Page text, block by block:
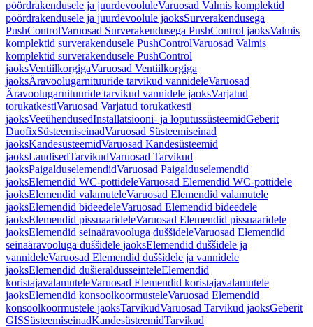
pöördrakendusele ja juurdevooluleVaruosad Valmis komplektid
pöördrakendusele ja juurdevoolule jaoksSurverakendusega
PushControlVaruosad Surverakendusega PushControl jaoksValmis
komplektid surverakendusele PushControlVaruosad Valmis
komplektid surverakendusele PushControl
jaoksVentiilkorgigaVaruosad Ventiilkorgiga
jaoksÄravoolugarnituuride tarvikud vannideleVaruosad
Äravoolugarnituuride tarvikud vannidele jaoksVarjatud
torukatkestiVaruosad Varjatud torukatkesti
jaoksVeeühendusedInstallatsiooni- ja loputussüsteemidGeberit
DuofixSüsteemiseinadVaruosad Süsteemiseinad
jaoksKandesüsteemidVaruosad Kandesüsteemid
jaoksLaudisedTarvikudVaruosad Tarvikud
jaoksPaigalduselemendidVaruosad Paigalduselemendid
jaoksElemendid WC-pottideleVaruosad Elemendid WC-pottidele
jaoksElemendid valamuteleVaruosad Elemendid valamutele
jaoksElemendid bideedeleVaruosad Elemendid bideedele
jaoksElemendid pissuaarideleVaruosad Elemendid pissuaaridele
jaoksElemendid seinaäravooluga duššideleVaruosad Elemendid
seinaäravooluga duššidele jaoksElemendid duššidele ja
vannideleVaruosad Elemendid duššidele ja vannidele
jaoksElemendid dušieraldusseinteleElemendid
koristajavalamuteleVaruosad Elemendid koristajavalamutele
jaoksElemendid konsoolkoormusteleVaruosad Elemendid
konsoolkoormustele jaoksTarvikudVaruosad Tarvikud jaoksGeberit
GISSüsteemiseinadKandesüsteemidTarvikud